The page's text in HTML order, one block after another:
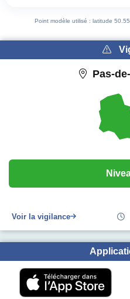
Point modèle utilisé : latitude
Pas-
Voir la vigilance